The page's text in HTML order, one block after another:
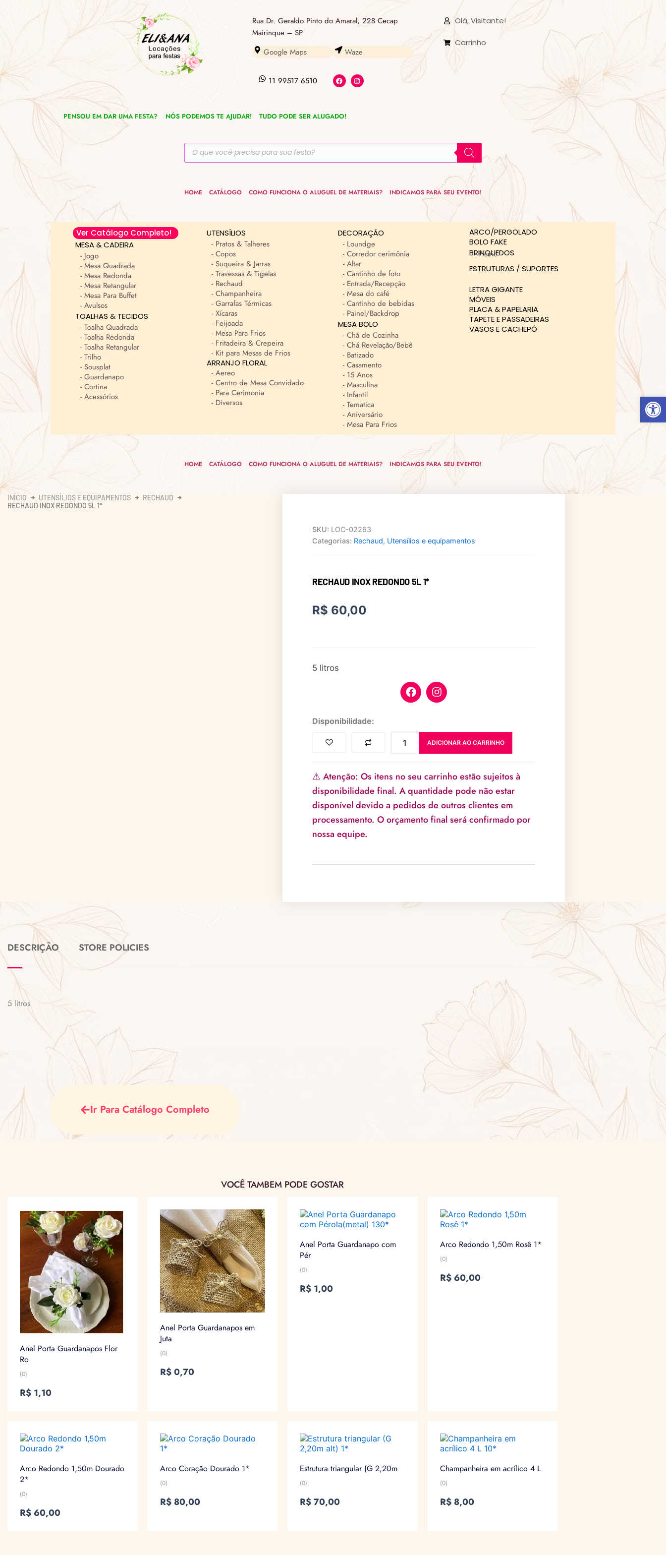
Abrir
Rua Dr. Geraldo Pinto do Amaral, 228 Cecap
Mairinque – SP
Google Maps
Waze
11 99517 6510
F
a
c
o
k
I
n
s
Olá, Visitante!
Carrinho
PENSOU EM DAR UMA FESTA? NÓS PODEMOS TE AJUDAR! TUDO PODE SER ALUGADO!
Pesquisar
produtos
HOME CATÁLOGO COMO FUNCIONA O ALUGUEL DE MATERIAIS? INDICAMOS PARA SEU EVENTO!
Ver Catálogo Completo!
MESA & CADEIRA
- Jogo
- Mesa Quadrada
- Mesa Redonda
- Mesa Retangular
- Mesa Para Buffet
- Avulsos
TOALHAS & TECIDOS
- Toalha Quadrada
- Toalha Redonda
- Toalha Retangular
- Trilho
- Sousplat
- Guardanapo
- Cortina
- Acessórios
UTENSÍLIOS
- Pratos & Talheres
- Copos
- Suqueira & Jarras
- Travessas & Tigelas
- Rechaud
- Champanheira
- Garrafas Térmicas
- Xícaras
- Feijoada
- Mesa Para Frios
- Fritadeira & Crepeira
- Kit para Mesas de Frios
ARRANJO FLORAL
- Aereo
- Centro de Mesa Convidado
- Para Cerimonia
- Diversos
DECORAÇÃO
- Loundge
- Corredor cerimônia
- Altar
- Cantinho de foto
- Entrada/Recepção
- Mesa do café
- Cantinho de bebidas
- Painel/Backdrop
MESA BOLO
- Chá de Cozinha
- Chá Revelação/Bebê
- Batizado
- Casamento
- 15 Anos
- Masculina
- Infantil
- Tematica
- Aniversário
- Mesa Para Frios
ARCO/PERGOLADO
BOLO FAKE
BRINQUEDOS
- Picnic
ESTRUTURAS / SUPORTES
LETRA GIGANTE
MÓVEIS
PLACA & PAPELARIA
TAPETE E PASSADEIRAS
VASOS E CACHEPÔ
HOME CATÁLOGO COMO FUNCIONA O ALUGUEL DE MATERIAIS? INDICAMOS PARA SEU EVENTO!
INÍCIO UTENSÍLIOS E EQUIPAMENTOS
RECHAUD
RECHAUD INOX REDONDO 5L 1*
SKU: LOC-02263
Categorias: Rechaud, Utensílios e equipamentos
RECHAUD INOX REDONDO 5L 1*
R$ 60,00
5 litros
F
a
c
I
n
s
g
r
a
m
Disponibilidade:
redondo
ADICIONAR AO CARRINHO
⚠️ Atenção: Os itens no seu carrinho estão sujeitos à
disponibilidade final. A quantidade pode não estar
disponível devido a pedidos de outros clientes em
processamento. O orçamento final será confirmado por
nossa equipe.
DESCRIÇÃO STORE POLICIES
5 litros
Ir Para Catálogo Completo
VOCÊ TAMBEM PODE GOSTAR
Anel Porta Guardanapos Flor
Ro
(0)
R$ 1,10
Anel Porta Guardanapos em
Juta
(0)
R$0,70
Anel Porta Guardanapo com
Pér
(0)
R$ 1,00
Arco Redondo 1,50m Rosê 1*
(0)
R$60,00
Arco Redondo 1,50m Dourado
2*
(0)
R$ 60,00
Arco Coração Dourado 1*
(0)
R$80,00
Estrutura triangular (G 2,20m
(0)
R$70,00
Champanheira em acrílico 4 L
(0)
R$8,00